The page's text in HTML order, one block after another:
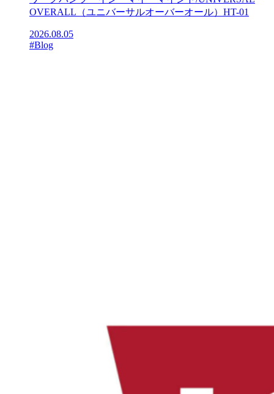
OVERALL（ユニバーサルオーバーオール）HT-01
2026.08.05
#Blog